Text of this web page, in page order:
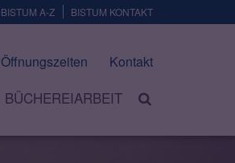
BISTUM A-Z BISTUM KONTAKT
Öffnungszeiten Kontakt
BÜCHEREIARBEIT